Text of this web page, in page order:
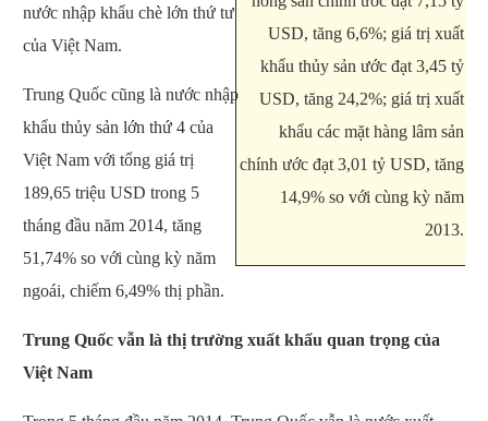
USD, tăng 6,6%; giá trị xuất
khẩu thủy sản ước đạt 3,45 tỷ
USD, tăng 24,2%; giá trị xuất
khẩu các mặt hàng lâm sản
chính ước đạt 3,01 tỷ USD, tăng
14,9% so với cùng kỳ năm
2013.
nước nhập khẩu chè lớn thứ tư
của Việt Nam.
Trung Quốc cũng là nước nhập
khẩu thủy sản lớn thứ 4 của
Việt Nam với tổng giá trị
189,65 triệu USD trong 5
tháng đầu năm 2014, tăng
51,74% so với cùng kỳ năm
ngoái, chiếm 6,49% thị phần.
Trung Quốc vẫn là thị trường xuất khẩu quan trọng của
Việt Nam